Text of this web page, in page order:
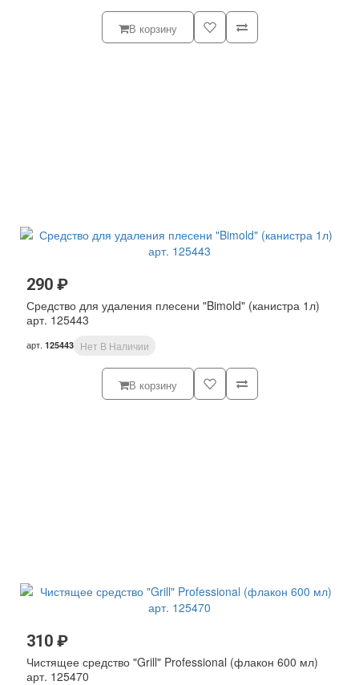
В корзину
290 ₽
Средство для удаления плесени "Bimold" (канистра 1л)
арт. 125443
арт. 125443 Нет В Наличии
В корзину
310 ₽
Чистящее средство "Grill" Professional (флакон 600 мл)
арт. 125470